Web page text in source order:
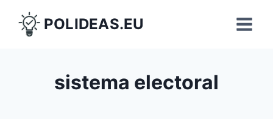
contenido
POLIDEAS.EU
sistema electoral